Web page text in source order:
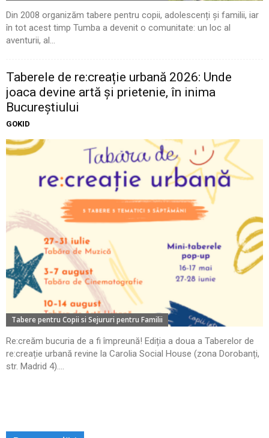
Din 2008 organizăm tabere pentru copii, adolescenți și familii, iar
în tot acest timp Tumba a devenit o comunitate: un loc al
aventurii, al...
Taberele de re:creație urbană 2026: Unde
joaca devine artă și prietenie, în inima
Bucureștiului
GOKID
Tabere pentru Copii si Sejururi pentru Familii
Re:creăm bucuria de a fi împreună! Ediția a doua a Taberelor de
re:creație urbană revine la Carolia Social House (zona Dorobanți,
str. Madrid 4)....